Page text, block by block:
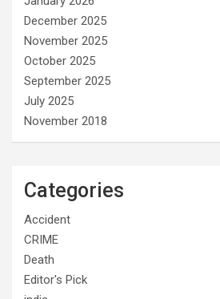
December 2025
November 2025
October 2025
September 2025
July 2025
November 2018
Categories
Accident
CRIME
Death
Editor's Pick